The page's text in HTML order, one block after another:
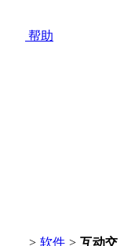
帮助
> 软件 > 互动交